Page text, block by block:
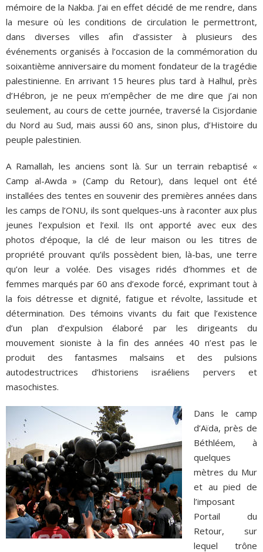
mémoire de la Nakba. J’ai en effet décidé de me rendre, dans
la mesure où les conditions de circulation le permettront,
dans diverses villes afin d’assister à plusieurs des
événements organisés à l’occasion de la commémoration du
soixantième anniversaire du moment fondateur de la tragédie
palestinienne. En arrivant 15 heures plus tard à Halhul, près
d’Hébron, je ne peux m’empêcher de me dire que j’ai non
seulement, au cours de cette journée, traversé la Cisjordanie
du Nord au Sud, mais aussi 60 ans, sinon plus, d’Histoire du
peuple palestinien.
A Ramallah, les anciens sont là. Sur un terrain rebaptisé «
Camp al-Awda » (Camp du Retour), dans lequel ont été
installées des tentes en souvenir des premières années dans
les camps de l’ONU, ils sont quelques-uns à raconter aux plus
jeunes l’expulsion et l’exil. Ils ont apporté avec eux des
photos d’époque, la clé de leur maison ou les titres de
propriété prouvant qu’ils possèdent bien, là-bas, une terre
qu’on leur a volée. Des visages ridés d’hommes et de
femmes marqués par 60 ans d’exode forcé, exprimant tout à
la fois détresse et dignité, fatigue et révolte, lassitude et
détermination. Des témoins vivants du fait que l’existence
d’un plan d’expulsion élaboré par les dirigeants du
mouvement sioniste à la fin des années 40 n’est pas le
produit des fantasmes malsains et des pulsions
autodestructrices d’historiens israéliens pervers et
masochistes.
Dans le camp
d’Aïda, près de
Béthléem, à
quelques
mètres du Mur
et au pied de
l’imposant
Portail du
Retour, sur
lequel trône